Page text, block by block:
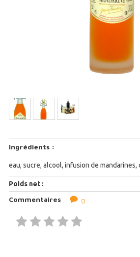
Ingrédients :
eau, sucre, alcool, infusion de mandarines,
Poids net :
Commentaires 0